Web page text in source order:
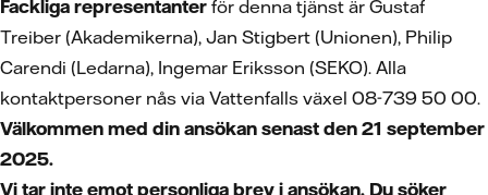
Fackliga representanter för denna tjänst är Gustaf
Treiber (Akademikerna), Jan Stigbert (Unionen), Philip
Carendi (Ledarna), Ingemar Eriksson (SEKO). Alla
kontaktpersoner nås via Vattenfalls växel 08-739 50 00.
Välkommen med din ansökan senast den 21 september
2025.
Vi tar inte emot personliga brev i ansökan. Du söker